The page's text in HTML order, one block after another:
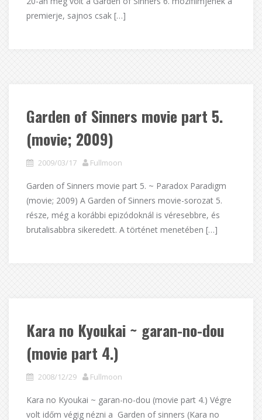
premierje, sajnos csak […]
Garden of Sinners movie part 5.
(movie; 2009)
2009/03/17 Fullmoon
Garden of Sinners movie part 5. ~ Paradox Paradigm
(movie; 2009) A Garden of Sinners movie-sorozat 5.
része, még a korábbi epizódoknál is véresebbre, és
brutalisabbra sikeredett. A történet menetében […]
Kara no Kyoukai ~ garan-no-dou
(movie part 4.)
2008/12/29 Fullmoon
Kara no Kyoukai ~ garan-no-dou (movie part 4.) Végre
volt időm végig nézni a Garden of sinners (Kara no